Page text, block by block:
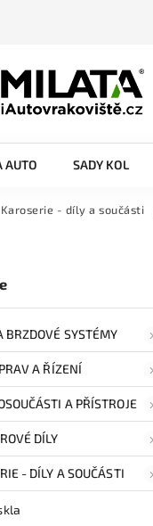
AUTO SADY KOL
Karoserie - díly a součásti
BRZDOVÉ SYSTÉMY
A ŘÍZENÍ
A PŘÍSTROJE
DÍLY
- DÍLY A SOUČÁSTI